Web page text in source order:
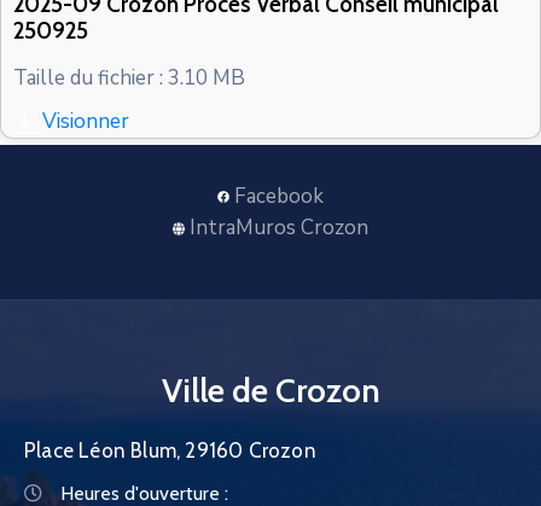
250925
Taille du fichier : 3.10 MB
Visionner
Facebook
IntraMuros Crozon
Ville de Crozon
Place Léon Blum, 29160 Crozon
Heures d'ouverture :